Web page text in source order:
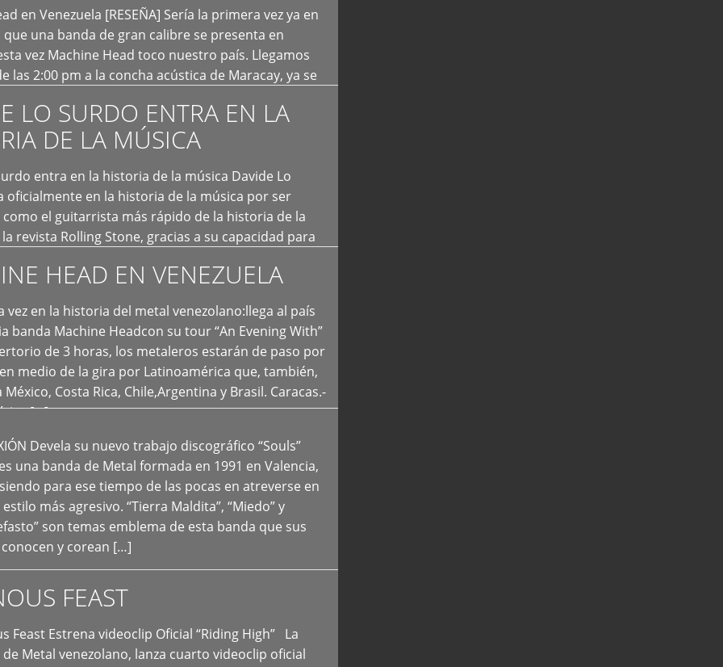
en Venezuela [RESEÑA] Sería la primera vez ya en
una banda de gran calibre se presenta en
vez Machine Head toco nuestro país. Llegamos
las 2:00 pm a la concha acústica de Maracay, ya se
LO SURDO ENTRA EN LA
DE LA MÚSICA
entra en la historia de la música Davide Lo
oficialmente en la historia de la música por ser
el guitarrista más rápido de la historia de la
revista Rolling Stone, gracias a su capacidad para
HEAD EN VENEZUELA
vez en la historia del metal venezolano:llega al país
banda Machine Headcon su tour “An Evening With”
de 3 horas, los metaleros estarán de paso por
medio de la gira por Latinoamérica que, también,
México, Costa Rica, Chile,Argentina y Brasil. Caracas.-
[…]
Devela su nuevo trabajo discográfico “Souls”
una banda de Metal formada en 1991 en Valencia,
para ese tiempo de las pocas en atreverse en
más agresivo. “Tierra Maldita”, “Miedo” y
son temas emblema de esta banda que sus
y corean […]
FEAST
Feast Estrena videoclip Oficial “Riding High” La
Metal venezolano, lanza cuarto videoclip oficial